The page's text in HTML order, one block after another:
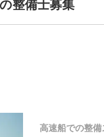
整備士募集
高速船での整